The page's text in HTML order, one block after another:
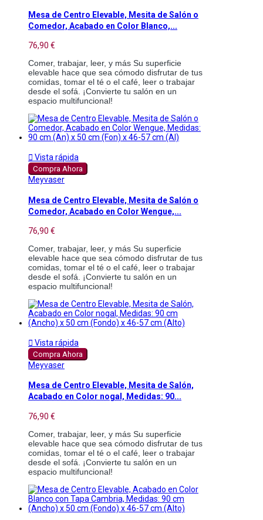
Mesa de Centro Elevable, Mesita de Salón o
Comedor, Acabado en Color Blanco,...
76,90 €
Comer, trabajar, leer, y más Su superficie
elevable hace que sea cómodo disfrutar de tus
comidas, tomar el té o el café, leer o trabajar
desde el sofá. ¡Convierte tu salón en un
espacio multifuncional!
 Vista rápida
Compra Ahora
Meyvaser
Mesa de Centro Elevable, Mesita de Salón o
Comedor, Acabado en Color Wengue,...
76,90 €
Comer, trabajar, leer, y más Su superficie
elevable hace que sea cómodo disfrutar de tus
comidas, tomar el té o el café, leer o trabajar
desde el sofá. ¡Convierte tu salón en un
espacio multifuncional!
 Vista rápida
Compra Ahora
Meyvaser
Mesa de Centro Elevable, Mesita de Salón,
Acabado en Color nogal, Medidas: 90...
76,90 €
Comer, trabajar, leer, y más Su superficie
elevable hace que sea cómodo disfrutar de tus
comidas, tomar el té o el café, leer o trabajar
desde el sofá. ¡Convierte tu salón en un
espacio multifuncional!